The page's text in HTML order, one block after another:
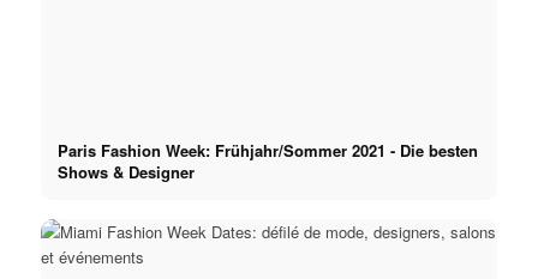
Paris Fashion Week: Frühjahr/Sommer 2021 - Die besten
Shows & Designer